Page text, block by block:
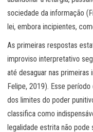
sociedade da informação
lei, embora incipientes,
As primeiras respostas
improviso interpretativo
até desaguar nas primeiras
Felipe, 2019). Esse
dos limites do poder
classifica como
legalidade estrita não